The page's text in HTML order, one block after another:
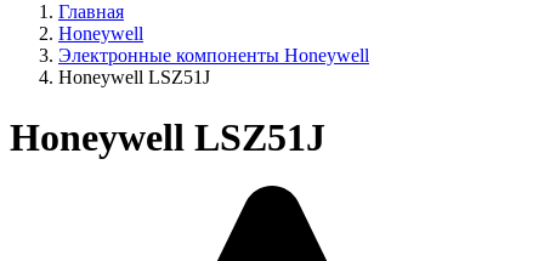
Главная
Honeywell
Электронные компоненты Honeywell
Honeywell LSZ51J
Honeywell LSZ51J